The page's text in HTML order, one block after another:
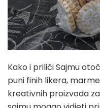
Kako i priliči Sajmu
puni finih likera,
kreativnih proizvoda